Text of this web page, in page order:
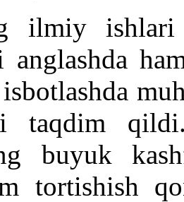
ilmiy ishlari
anglashda
taqdim
buyuk
tortishish